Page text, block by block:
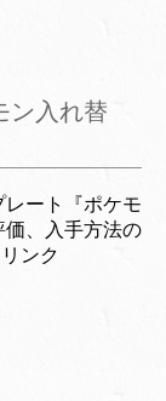
ン入れ替
ート『ポケモ
価、入手方法の
ンク